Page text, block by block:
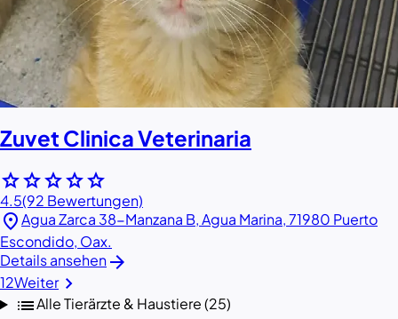
Zuvet Clinica Veterinaria
starstarstarstarstar
4.5(92 Bewertungen)
location_onAgua Zarca 38-Manzana B, Agua Marina, 71980 Puerto
Escondido, Oax.
Details ansehenarrow_forward
12Weiterchevron_right
listAlle Tierärzte & Haustiere (25)